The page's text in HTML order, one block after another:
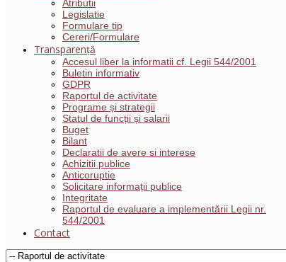
Atributii
Legislatie
Formulare tip
Cereri/Formulare
Transparență
Accesul liber la informatii cf. Legii 544/2001
Buletin informativ
GDPR
Raportul de activitate
Programe și strategii
Statul de funcții și salarii
Buget
Bilant
Declaratii de avere si interese
Achizitii publice
Anticoruptie
Solicitare informații publice
Integritate
Raportul de evaluare a implementării Legii nr.
544/2001
Contact